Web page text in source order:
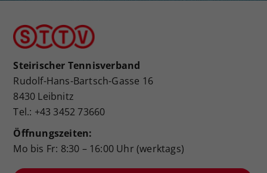
Steirischer Tennisverband
Rudolf-Hans-Bartsch-Gasse 16
8430 Leibnitz
Tel.: +43 3452 73660
Öffnungszeiten:
Mo bis Fr: 8:30 – 16:00 Uhr (werktags)